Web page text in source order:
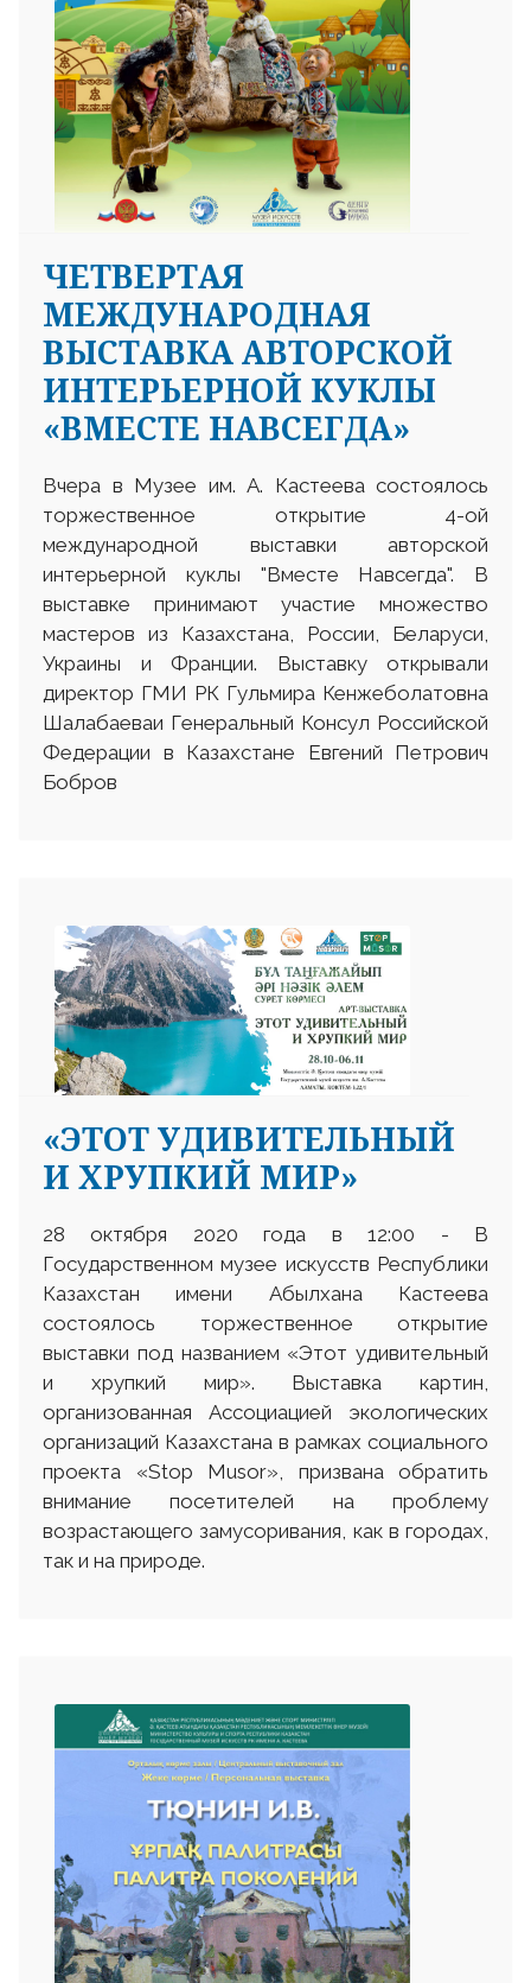
ЧЕТВЕРТАЯ
МЕЖДУНАРОДНАЯ
ВЫСТАВКА АВТОРСКОЙ
ИНТЕРЬЕРНОЙ КУКЛЫ
«ВМЕСТЕ НАВСЕГДА»
Вчера в Музее им. А. Кастеева состоялось
торжественное открытие 4-ой
международной выставки авторской
интерьерной куклы "Вместе Навсегда". В
выставке принимают участие множество
мастеров из Казахстана, России, Беларуси,
Украины и Франции. Выставку открывали
директор ГМИ РК Гульмира Кенжеболатовна
Шалабаеваи Генеральный Консул Российской
Федерации в Казахстане Евгений Петрович
Бобров
«ЭТОТ УДИВИТЕЛЬНЫЙ
И ХРУПКИЙ МИР»
28 октября 2020 года в 12:00 - В
Государственном музее искусств Республики
Казахстан имени Абылхана Кастеева
состоялось торжественное открытие
выставки под названием «Этот удивительный
и хрупкий мир». Выставка картин,
организованная Ассоциацией экологических
организаций Казахстана в рамках социального
проекта «Stop Musor», призвана обратить
внимание посетителей на проблему
возрастающего замусоривания, как в городах,
так и на природе.